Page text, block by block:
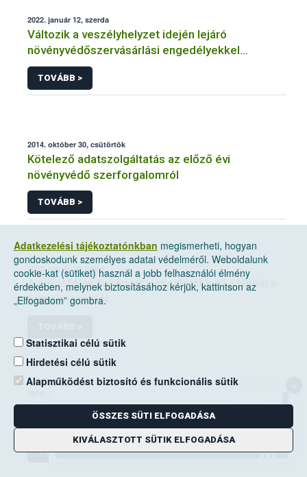
2022. január 12, szerda
Változik a veszélyhelyzet idején lejáró
növényvédőszervásárlási engedélyekkel
kapcsolatos szabályozás
TOVÁBB >
2014. október 30, csütörtök
Kötelező adatszolgáltatás az előző évi
növényvédő szerforgalomról
TOVÁBB >
2022. január 10, hétfő
A citrusfélék fokozott vizsgálatát kéri a Nébih a
forgalmazóktól
A mezei pocok elleni védekezési kötelezettség
a földhasználók kiemelt feladata
TOVÁBB >
Adatkezelési tájékoztatónkban megismerheti, hogyan
gondoskodunk személyes adatai védelméről. Weboldalunk
cookie-kat (sütiket) használ a jobb felhasználói élmény
érdekében, melynek biztosításához kérjük, kattintson az
„Elfogadom” gombra.
Statisztikai célú sütik
Hirdetési célú sütik
Alapműködést biztosító és funkcionális sütik
ÖSSZES SÜTI ELFOGADÁSA
KIVÁLASZTOTT SÜTIK ELFOGADÁSA